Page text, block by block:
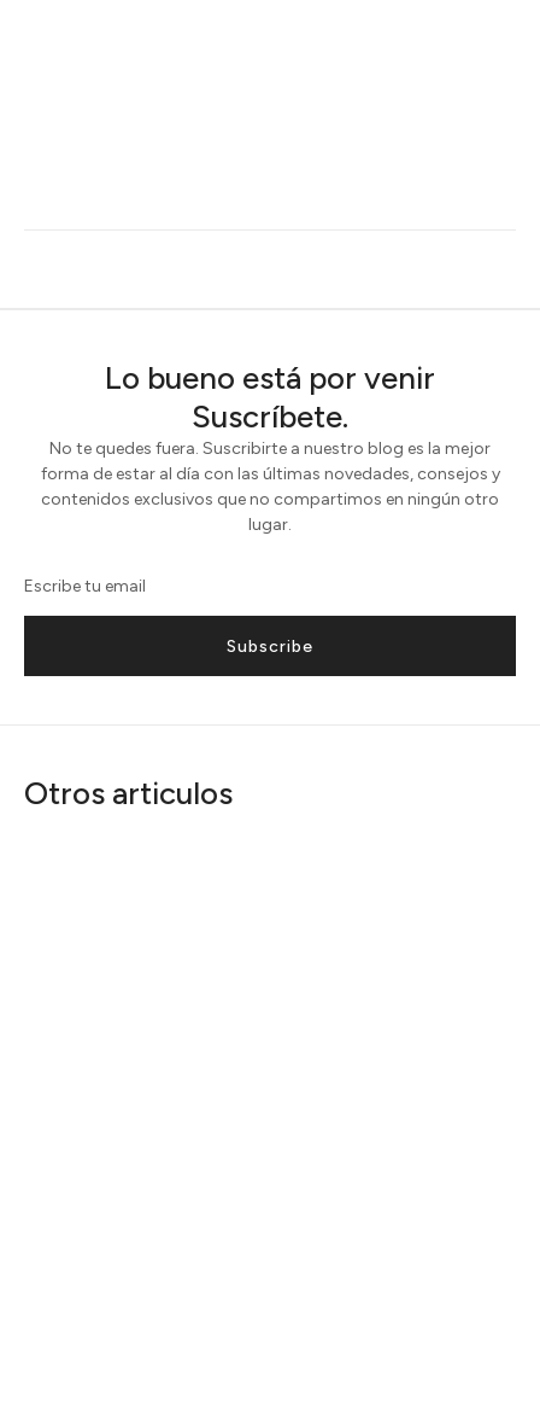
Lo bueno está por venir
Suscríbete.
No te quedes fuera. Suscribirte a nuestro blog es la mejor
forma de estar al día con las últimas novedades, consejos y
contenidos exclusivos que no compartimos en ningún otro
lugar.
Subscribe
Otros articulos